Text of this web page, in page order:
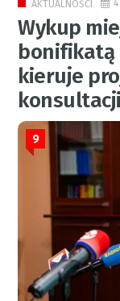
AKTUALNOŚCI
Wykup
bonifikatą
kieruje
konsultacji
9